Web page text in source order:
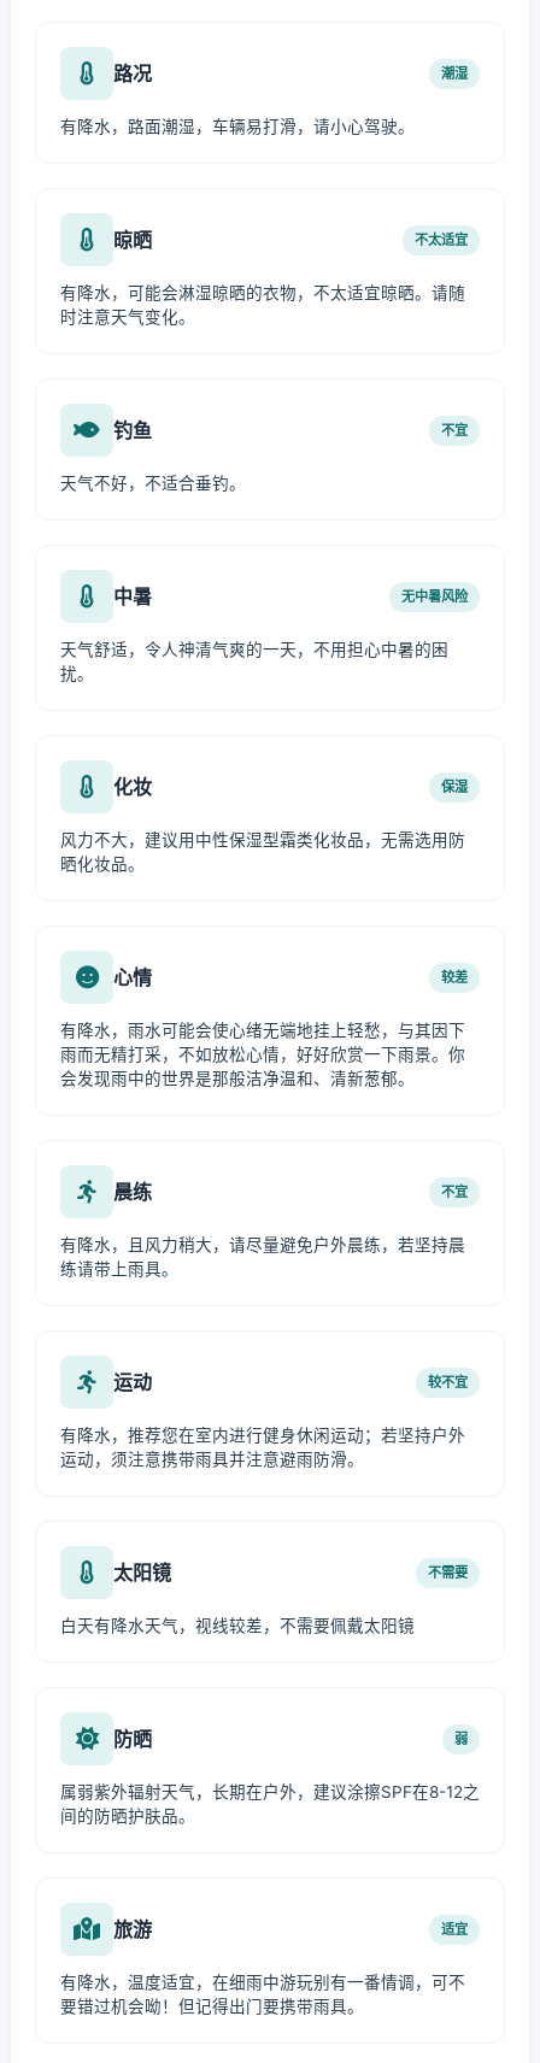
路况 潮湿
有降水，路面潮湿，车辆易打滑，请小心驾驶。
晾晒 不太适宜
有降水，可能会淋湿晾晒的衣物，不太适宜晾晒。请随
时注意天气变化。
钓鱼 不宜
天气不好，不适合垂钓。
中暑 无中暑风险
天气舒适，令人神清气爽的一天，不用担心中暑的困
扰。
化妆 保湿
风力不大，建议用中性保湿型霜类化妆品，无需选用防
晒化妆品。
心情 较差
有降水，雨水可能会使心绪无端地挂上轻愁，与其因下
雨而无精打采，不如放松心情，好好欣赏一下雨景。你
会发现雨中的世界是那般洁净温和、清新葱郁。
晨练 不宜
有降水，且风力稍大，请尽量避免户外晨练，若坚持晨
练请带上雨具。
运动 较不宜
有降水，推荐您在室内进行健身休闲运动；若坚持户外
运动，须注意携带雨具并注意避雨防滑。
太阳镜 不需要
白天有降水天气，视线较差，不需要佩戴太阳镜
防晒 弱
属弱紫外辐射天气，长期在户外，建议涂擦SPF在8-12之
间的防晒护肤品。
旅游 适宜
有降水，温度适宜，在细雨中游玩别有一番情调，可不
要错过机会呦！但记得出门要携带雨具。